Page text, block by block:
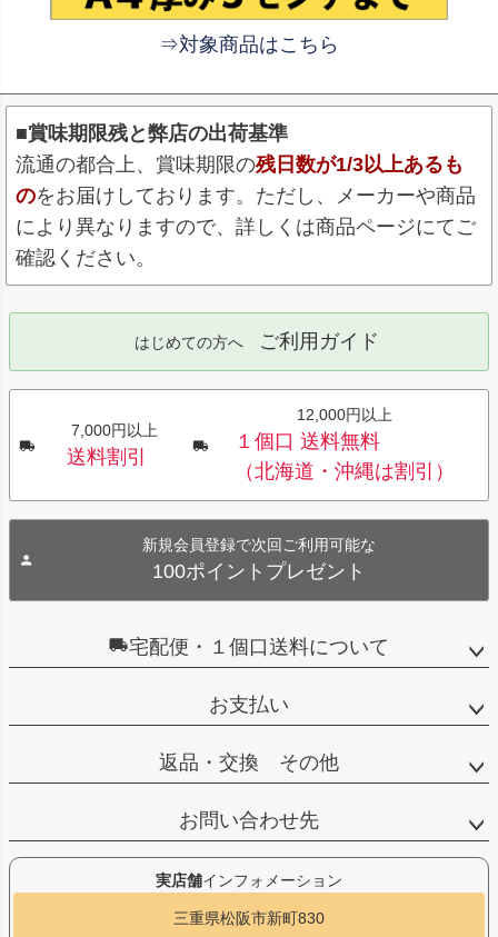
⇒対象商品はこちら
■賞味期限残と弊店の出荷基準
流通の都合上、賞味期限の残日数が1/3以上あるも
のをお届けしております。ただし、メーカーや商品
により異なりますので、詳しくは商品ページにてご
確認ください。
はじめての方へ ご利用ガイド
7,000円以上
送料割引
12,000円以上
１個口 送料無料
（北海道・沖縄は割引）
新規会員登録で次回ご利用可能な
100ポイントプレゼント
宅配便・１個口送料について
お支払い
返品・交換 その他
お問い合わせ先
実店舗インフォメーション
三重県松阪市新町830